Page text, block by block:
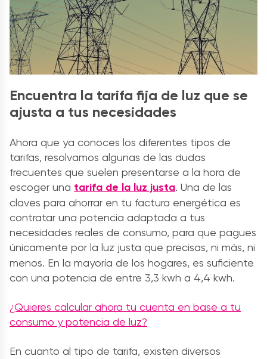
Encuentra la tarifa fija de luz que se
ajusta a tus necesidades
Ahora que ya conoces los diferentes tipos de
tarifas, resolvamos algunas de las dudas
frecuentes que suelen presentarse a la hora de
escoger una tarifa de la luz justa. Una de las
claves para ahorrar en tu factura energética es
contratar una potencia adaptada a tus
necesidades reales de consumo, para que pagues
únicamente por la luz justa que precisas, ni más, ni
menos. En la mayoría de los hogares, es suficiente
con una potencia de entre 3,3 kwh a 4,4 kwh.
¿Quieres calcular ahora tu cuenta en base a tu
consumo y potencia de luz?
En cuanto al tipo de tarifa, existen diversos